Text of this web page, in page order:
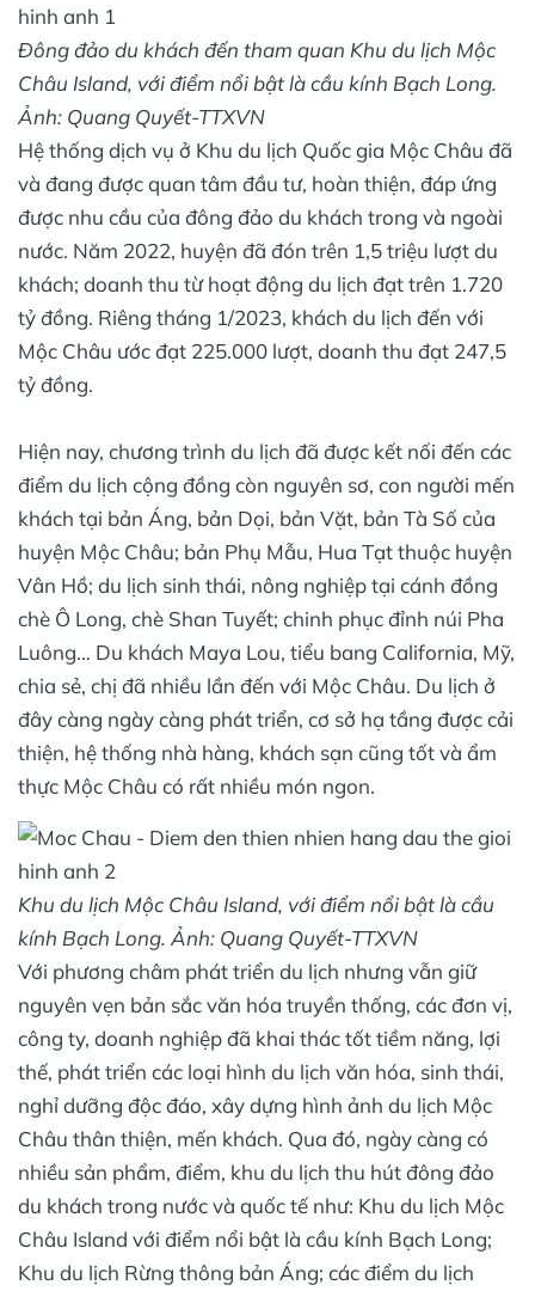
Đông đảo du khách đến tham quan Khu du lịch Mộc
Châu Island, với điểm nổi bật là cầu kính Bạch Long.
Ảnh: Quang Quyết-TTXVN
Hệ thống dịch vụ ở Khu du lịch Quốc gia Mộc Châu đã
và đang được quan tâm đầu tư, hoàn thiện, đáp ứng
được nhu cầu của đông đảo du khách trong và ngoài
nước. Năm 2022, huyện đã đón trên 1,5 triệu lượt du
khách; doanh thu từ hoạt động du lịch đạt trên 1.720
tỷ đồng. Riêng tháng 1/2023, khách du lịch đến với
Mộc Châu ước đạt 225.000 lượt, doanh thu đạt 247,5
tỷ đồng.
Hiện nay, chương trình du lịch đã được kết nối đến các
điểm du lịch cộng đồng còn nguyên sơ, con người mến
khách tại bản Áng, bản Dọi, bản Vặt, bản Tà Số của
huyện Mộc Châu; bản Phụ Mẫu, Hua Tạt thuộc huyện
Vân Hồ; du lịch sinh thái, nông nghiệp tại cánh đồng
chè Ô Long, chè Shan Tuyết; chinh phục đỉnh núi Pha
Luông… Du khách Maya Lou, tiểu bang California, Mỹ,
chia sẻ, chị đã nhiều lần đến với Mộc Châu. Du lịch ở
đây càng ngày càng phát triển, cơ sở hạ tầng được cải
thiện, hệ thống nhà hàng, khách sạn cũng tốt và ẩm
thực Mộc Châu có rất nhiều món ngon.
Khu du lịch Mộc Châu Island, với điểm nổi bật là cầu
kính Bạch Long. Ảnh: Quang Quyết-TTXVN
Với phương châm phát triển du lịch nhưng vẫn giữ
nguyên vẹn bản sắc văn hóa truyền thống, các đơn vị,
công ty, doanh nghiệp đã khai thác tốt tiềm năng, lợi
thế, phát triển các loại hình du lịch văn hóa, sinh thái,
nghỉ dưỡng độc đáo, xây dựng hình ảnh du lịch Mộc
Châu thân thiện, mến khách. Qua đó, ngày càng có
nhiều sản phẩm, điểm, khu du lịch thu hút đông đảo
du khách trong nước và quốc tế như: Khu du lịch Mộc
Châu Island với điểm nổi bật là cầu kính Bạch Long;
Khu du lịch Rừng thông bản Áng; các điểm du lịch